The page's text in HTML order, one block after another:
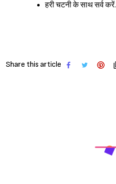
हरी चटनी के साथ सर्व करें.
Share this article